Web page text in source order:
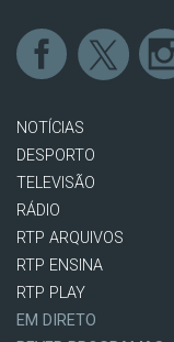
NOTÍCIAS
DESPORTO
TELEVISÃO
RÁDIO
RTP ARQUIVOS
RTP ENSINA
RTP PLAY
EM DIRETO